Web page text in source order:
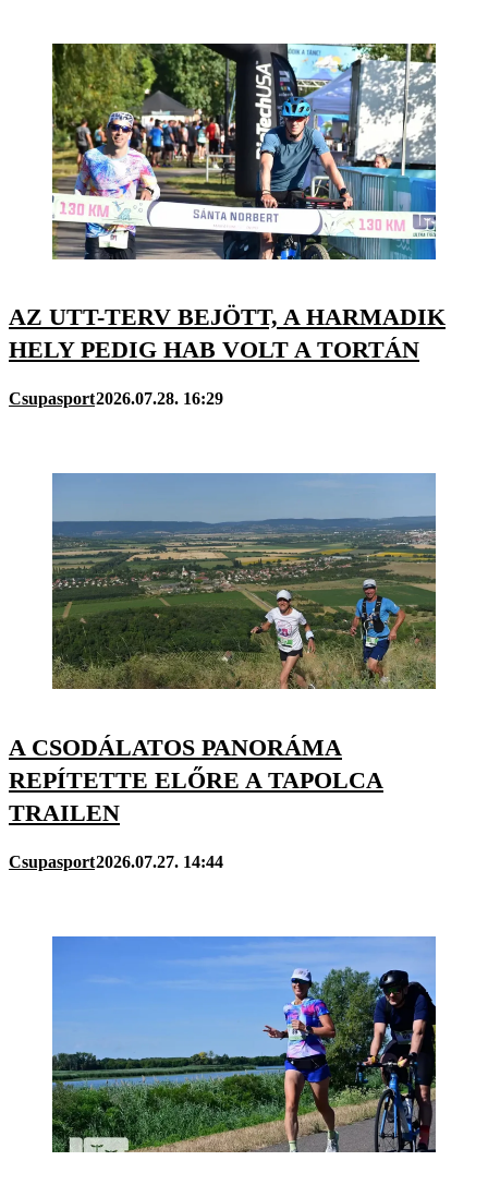
AZ UTT-TERV BEJÖTT, A HARMADIK
HELY PEDIG HAB VOLT A TORTÁN
Csupasport2026.07.28. 16:29
A CSODÁLATOS PANORÁMA
REPÍTETTE ELŐRE A TAPOLCA
TRAILEN
Csupasport2026.07.27. 14:44